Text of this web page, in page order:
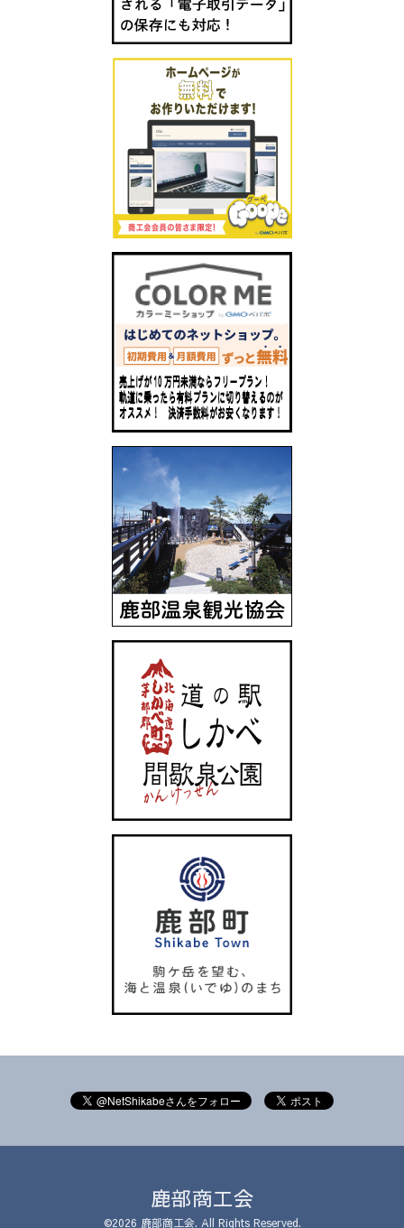
鹿部商工会
©2026 鹿部商工会. All Rights Reserved.